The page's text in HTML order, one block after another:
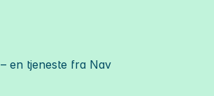
– en tjeneste fra Nav